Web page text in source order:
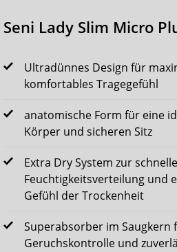
Seni Lady Slim Micro
Ultradünnes Design für
komfortables Tragegefühl
anatomische Form für eine
Körper und sicheren Sitz
Extra Dry System zur
Feuchtigkeitsverteilung und
Gefühl der Trockenheit
Superabsorber im Saugkern
Geruchskontrolle und